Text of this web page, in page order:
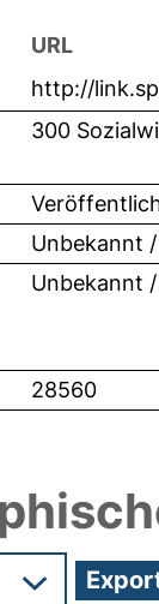
URL
http://
300
Unbekannt
Unbekannt
28560